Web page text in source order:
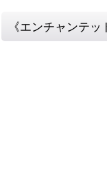
《エンチャンテ